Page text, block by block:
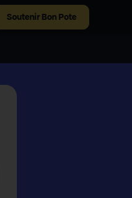
Soutenir Bon Pote